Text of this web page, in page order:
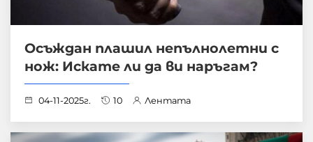
Осъждан плашил непълнолетни с
нож: Искате ли да ви наръгам?
04-11-2025г. 10 Лентата